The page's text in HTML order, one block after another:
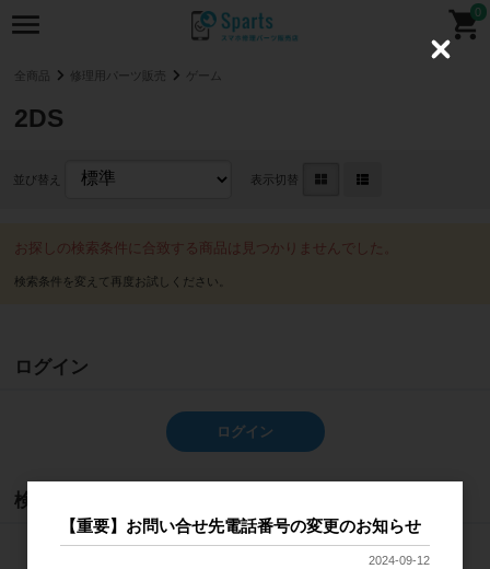
0
全商品 修理用パーツ販売 ゲーム
2DS
並び替え 表示切替
お探しの検索条件に合致する商品は見つかりませんでした。
ログイン
ログイン
検索
検索
【重要】お問い合せ先電話番号の変更のお知らせ
2024-09-12
C